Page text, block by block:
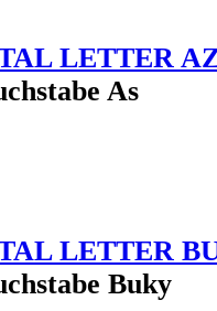
LETTER
As
LETTER
Buky